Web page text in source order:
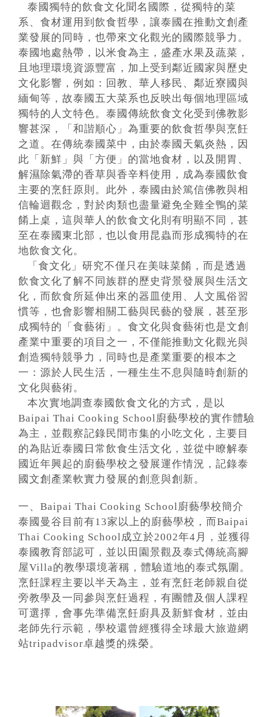
泰國獨特的飲食文化聞名國際，從獨特的菜
系、食材運用到飲食哲學，讓泰國在推動文創產
業發展的同時，也帶來文化觀光的國際競爭力。
泰國地處熱帶，以米食為主，盛產水果及蔬菜，
且地理環境資源豐富，加上受到鄰近國家與歷史
文化影響，例如：回教、華人移民、鄰近寮國與
緬甸等，故泰國五大菜系也反映出每個地理區域
獨特的人文特色。泰國傳統飲食文化受到佛教影
響甚深，「和諧順心」為重要的飲食哲學與烹飪
之道。在傳統泰國菜中，由於泰國天氣炎熱，因
此「新鮮」與「方便」的當地食材，以及開胃、
解濕除氣滯的香草與香辛料使用，成為泰國飲食
主要的烹飪原則。此外，泰國由於篤信佛教與相
信輪迴觀念，對於肉類也盡量避免全雞全鴨的菜
餚上桌，這與華人的飲食文化則有明顯不同，甚
至在泰國東北部，也以食用昆蟲而形成獨特的在
地飲食文化。
「食文化」研究不僅只在美味菜餚，而是透過
飲食文化了解不同族群的歷史背景發展與生活文
化，而飲食所延伸出來的器皿使用、人文風俗習
慣等，也會影響相關工藝與民藝的發展，甚至形
成獨特的「食藝術」。食文化與食藝術也是文創
產業中重要的項目之一，不僅能推動文化觀光與
創造獨特競爭力，同時也是產業重要的根本之
一：源於人民生活，一種生生不息與隨時創新的
文化與藝術。
本次實地調查泰國飲食文化的方式，是以
Baipai Thai Cooking School廚藝學校的實作體驗
為主，並觀察記錄民間市集的小吃文化，主要目
的為貼近泰國日常飲食生活文化，並從中瞭解泰
國近年興起的廚藝學校之發展運作情況，記錄泰
國文創產業軟實力發展的創意與創新。
一、Baipai Thai Cooking School廚藝學校簡介
泰國曼谷目前有13家以上的廚藝學校，而Baipai
Thai Cooking School成立於2002年4月，並獲得
泰國教育部認可，並以田園景觀及泰式傳統高腳
屋Villa的教學環境著稱，體驗道地的泰式氛圍。
烹飪課程主要以半天為主，並有烹飪老師親自從
旁教學及一同參與烹飪過程，有團體及個人課程
可選擇，會事先準備烹飪廚具及新鮮食材，並由
老師先行示範，學校還曾經獲得全球最大旅遊網
站tripadvisor卓越獎的殊榮。